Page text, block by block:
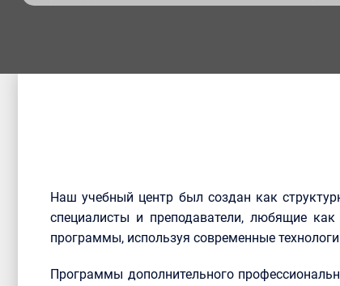
Наш учебный центр был создан как
специалисты и преподаватели, любящие
программы, используя современные
Программы дополнительного